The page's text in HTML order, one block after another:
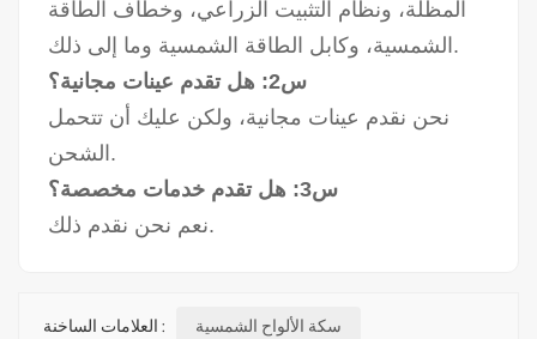
المظلة، ونظام التثبيت الزراعي، وخطاف الطاقة
الشمسية، وكابل الطاقة الشمسية وما إلى ذلك.
س2: هل تقدم عينات مجانية؟
نحن نقدم عينات مجانية، ولكن عليك أن تتحمل
الشحن.
س3: هل تقدم خدمات مخصصة؟
نعم نحن نقدم ذلك.
العلامات الساخنة : سكة الألواح الشمسية